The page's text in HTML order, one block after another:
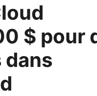
$ pour
dans